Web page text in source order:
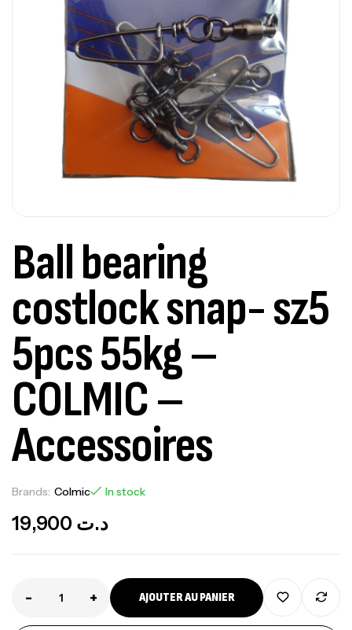
Ball bearing
costlock snap- sz5
5pcs 55kg –
COLMIC –
Accessoires
Brands: Colmic In stock
د.ت
- + AJOUTER AU PANIER